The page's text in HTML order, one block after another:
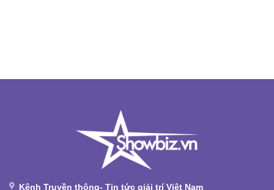
Kênh Truyền thông- Tin tức giải trí Việt Nam